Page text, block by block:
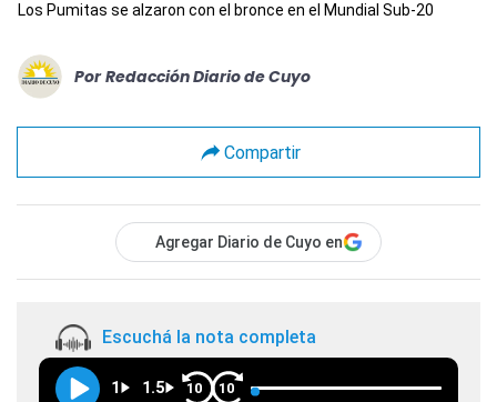
Los Pumitas se alzaron con el bronce en el Mundial Sub-20
Por Redacción Diario de Cuyo
Compartir
Agregar Diario de Cuyo en
Escuchá la nota completa
1 1.5 10 10